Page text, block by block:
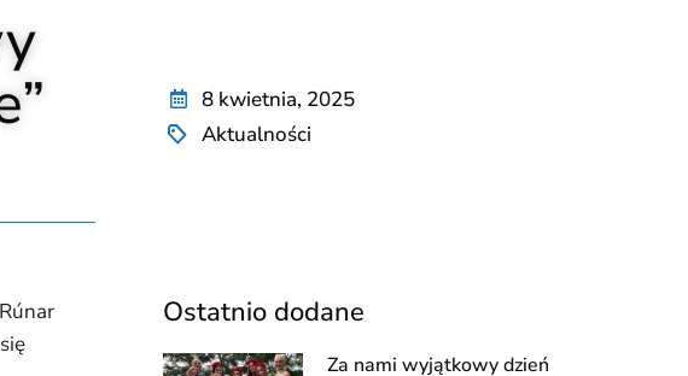
8 kwietnia, 2025
Aktualności
Ostatnio dodane
Za nami wyjątkowy dzień